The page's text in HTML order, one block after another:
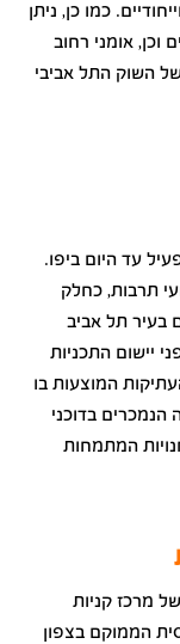
כמו כן, ניתן
וכן, אומני רחוב
השוק התל אביבי
אשר החל לפעול עוד במאה ה-19 ופעיל עד היום ביפו.
תרבות, כחלק
בעיר תל אביב
יישום התכניות
המוצעות בו
הנמכרים בדוכני
המתמחות
מרכז קניות
הממוקם בצפון